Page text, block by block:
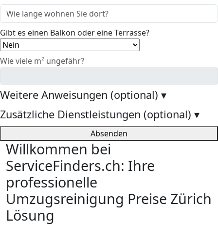
Gibt es einen Balkon oder eine Terrasse?
Wie viele m² ungefähr?
Weitere Anweisungen (optional) ▾
Zusätzliche Dienstleistungen (optional) ▾
Absenden
Willkommen bei
ServiceFinders.ch: Ihre
professionelle
Umzugsreinigung Preise Zürich
Lösung